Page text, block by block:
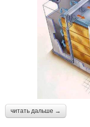
читать дальше →